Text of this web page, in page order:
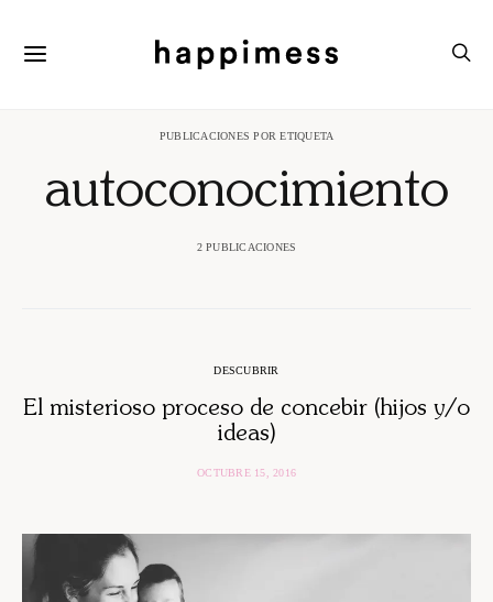
PUBLICACIONES POR ETIQUETA
autoconocimiento
2 PUBLICACIONES
DESCUBRIR
El misterioso proceso de concebir (hijos y/o
ideas)
OCTUBRE 15, 2016